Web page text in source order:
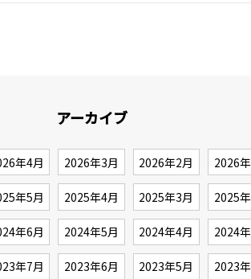
アーカイブ
年4月 2026年3月 2026年2月 2026
年5月 2025年4月 2025年3月 2025
年6月 2024年5月 2024年4月 2024
年7月 2023年6月 2023年5月 2023